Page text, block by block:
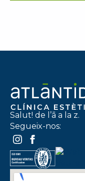
Salut! de l’ā a la z.
Segueix-nos: